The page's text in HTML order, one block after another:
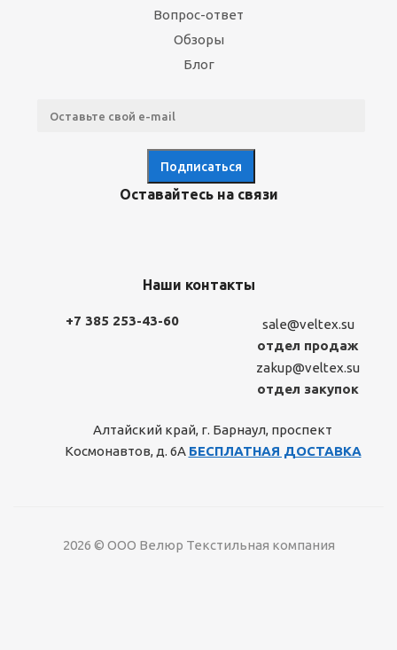
Вопрос-ответ
Обзоры
Блог
Оставайтесь на связи
Наши контакты
+7 385 253-43-60
sale@veltex.su
отдел продаж
zakup@veltex.su
отдел закупок
Алтайский край, г. Барнаул, проспект
Космонавтов, д. 6А БЕСПЛАТНАЯ ДОСТАВКА
2026 © ООО Велюр Текстильная компания